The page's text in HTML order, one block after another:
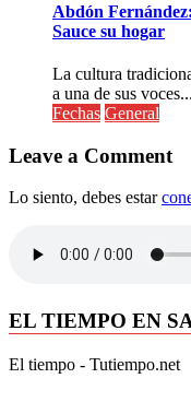
Abdón
Sauce su hogar
La cultura
a una de sus voces...
Fechas General
Leave a Comment
Lo siento, debes estar
EL TIEMPO EN
El tiempo - Tutiempo.net